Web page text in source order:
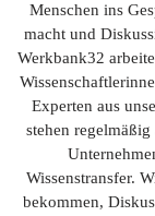
Menschen ins
macht und
Werkbank32
Experten aus
stehen
Wissenstransfer.
bekommen,